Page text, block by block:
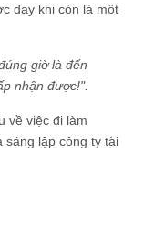
dạy khi còn là một
giờ là đến
nhận được!".
về việc đi làm
sáng lập công ty tài